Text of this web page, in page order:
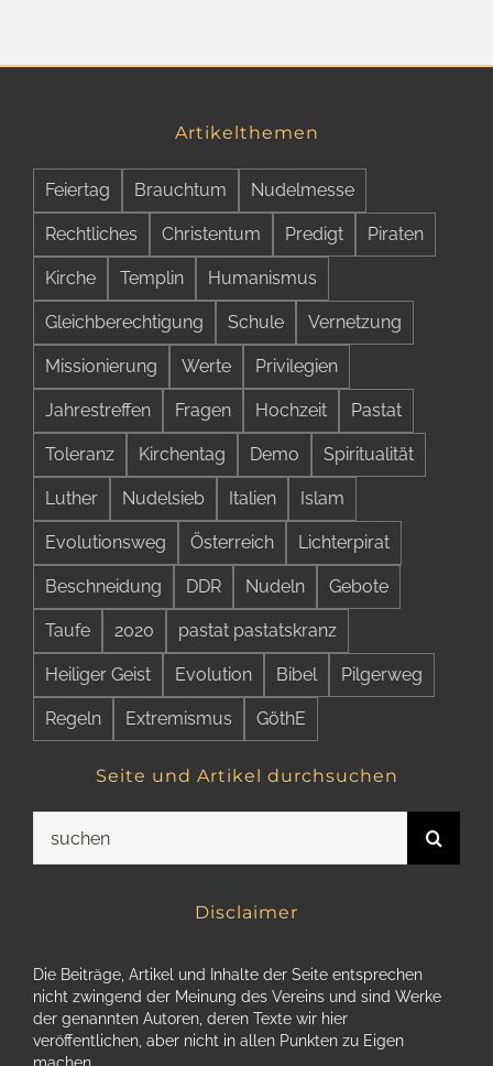
Artikelthemen
Feiertag Brauchtum Nudelmesse
Rechtliches Christentum Predigt Piraten
Kirche Templin Humanismus
Gleichberechtigung Schule Vernetzung
Missionierung Werte Privilegien
Jahrestreffen Fragen Hochzeit Pastat
Toleranz Kirchentag Demo Spiritualität
Luther Nudelsieb Italien Islam
Evolutionsweg Österreich Lichterpirat
Beschneidung DDR Nudeln Gebote
Taufe 2020 pastat pastatskranz
Heiliger Geist Evolution Bibel Pilgerweg
Regeln Extremismus GöthE
Seite und Artikel durchsuchen
nach:
Disclaimer
Die Beiträge, Artikel und Inhalte der Seite entsprechen
nicht zwingend der Meinung des Vereins und sind Werke
der genannten Autoren, deren Texte wir hier
veröffentlichen, aber nicht in allen Punkten zu Eigen